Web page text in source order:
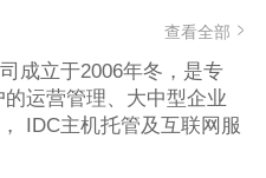
查看全部
成立于2006年冬，是专
运营管理、大中型企业
IDC主机托管及互联网服